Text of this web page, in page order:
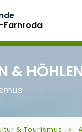
Farnroda
&
& Tourismus